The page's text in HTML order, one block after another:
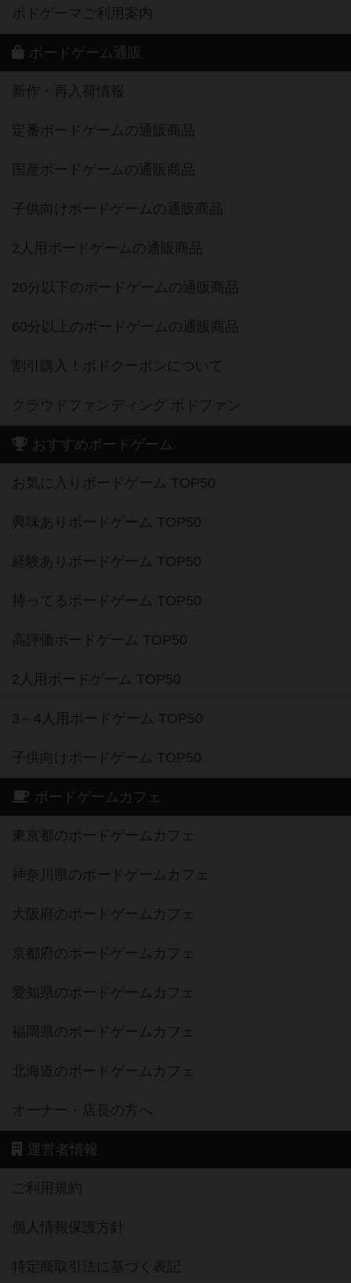
ボドゲーマご利用案内
ボードゲーム通販
新作・再入荷情報
定番ボードゲームの通販商品
国産ボードゲームの通販商品
子供向けボードゲームの通販商品
2人用ボードゲームの通販商品
20分以下のボードゲームの通販商品
60分以上のボードゲームの通販商品
割引購入！ボドクーポンについて
クラウドファンディング ボドファン
おすすめボードゲーム
お気に入りボードゲーム TOP50
興味ありボードゲーム TOP50
経験ありボードゲーム TOP50
持ってるボードゲーム TOP50
高評価ボードゲーム TOP50
2人用ボードゲーム TOP50
3～4人用ボードゲーム TOP50
子供向けボードゲーム TOP50
ボードゲームカフェ
東京都のボードゲームカフェ
神奈川県のボードゲームカフェ
大阪府のボードゲームカフェ
京都府のボードゲームカフェ
愛知県のボードゲームカフェ
福岡県のボードゲームカフェ
北海道のボードゲームカフェ
オーナー・店長の方へ
運営者情報
ご利用規約
個人情報保護方針
特定商取引法に基づく表記